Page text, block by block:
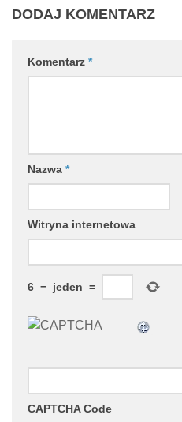
DODAJ KOMENTARZ
Komentarz *
Nazwa *
Witryna internetowa
6 − jeden =
CAPTCHA Code